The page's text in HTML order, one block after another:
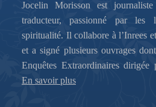
Jocelin Morisson est
traducteur, passionné par les
spiritualité. Il collabore à l’Inrees
et a signé plusieurs ouvrages
Enquêtes Extraordinaires
éditions de La Martinière :
En savoir plus